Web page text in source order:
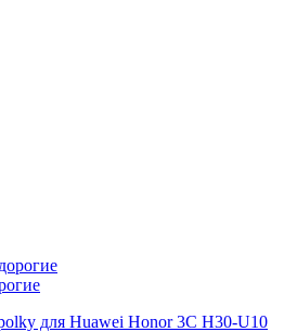
для Huawei Honor 3C H30-U10